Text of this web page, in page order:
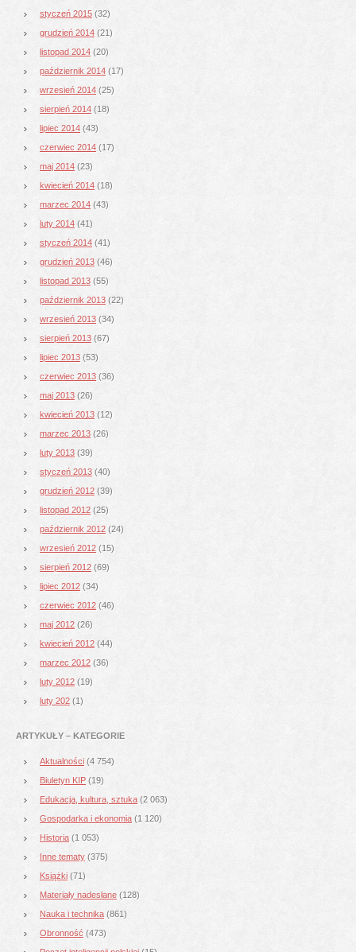
styczeń 2015 (32)
grudzień 2014 (21)
listopad 2014 (20)
październik 2014 (17)
wrzesień 2014 (25)
sierpień 2014 (18)
lipiec 2014 (43)
czerwiec 2014 (17)
maj 2014 (23)
kwiecień 2014 (18)
marzec 2014 (43)
luty 2014 (41)
styczeń 2014 (41)
grudzień 2013 (46)
listopad 2013 (55)
październik 2013 (22)
wrzesień 2013 (34)
sierpień 2013 (67)
lipiec 2013 (53)
czerwiec 2013 (36)
maj 2013 (26)
kwiecień 2013 (12)
marzec 2013 (26)
luty 2013 (39)
styczeń 2013 (40)
grudzień 2012 (39)
listopad 2012 (25)
październik 2012 (24)
wrzesień 2012 (15)
sierpień 2012 (69)
lipiec 2012 (34)
czerwiec 2012 (46)
maj 2012 (26)
kwiecień 2012 (44)
marzec 2012 (36)
luty 2012 (19)
luty 202 (1)
ARTYKUŁY – KATEGORIE
Aktualności (4 754)
Biuletyn KIP (19)
Edukacja, kultura, sztuka (2 063)
Gospodarka i ekonomia (1 120)
Historia (1 053)
Inne tematy (375)
Książki (71)
Materiały nadesłane (128)
Nauka i technika (861)
Obronność (473)